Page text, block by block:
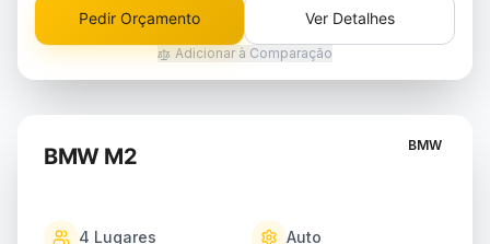
Pedir Orçamento Ver Detalhes
Adicionar à Comparação
BMW
BMW M2
4 Lugares Auto